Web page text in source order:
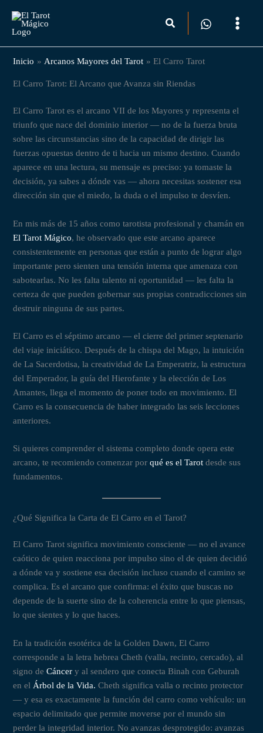
contenido
Buscar
Inicio Arcanos Mayores del Tarot El Carro Tarot
El Carro Tarot: El Arcano que Avanza sin Riendas
El Carro Tarot es el arcano VII de los Mayores y representa el
triunfo que nace del dominio interior — no de la fuerza bruta
sobre las circunstancias sino de la capacidad de dirigir las
fuerzas opuestas dentro de ti hacia un mismo destino. Cuando
aparece en una lectura, su mensaje es preciso: ya tomaste la
decisión, ya sabes a dónde vas — ahora necesitas sostener esa
dirección sin que el miedo, la duda o el impulso te desvíen.
En mis más de 15 años como tarotista profesional y chamán en
El Tarot Mágico, he observado que este arcano aparece
consistentemente en personas que están a punto de lograr algo
importante pero sienten una tensión interna que amenaza con
sabotearlas. No les falta talento ni oportunidad — les falta la
certeza de que pueden gobernar sus propias contradicciones sin
destruir ninguna de sus partes.
El Carro es el séptimo arcano — el cierre del primer septenario
del viaje iniciático. Después de la chispa del Mago, la intuición
de La Sacerdotisa, la creatividad de La Emperatriz, la estructura
del Emperador, la guía del Hierofante y la elección de Los
Amantes, llega el momento de poner todo en movimiento. El
Carro es la consecuencia de haber integrado las seis lecciones
anteriores.
Si quieres comprender el sistema completo donde opera este
arcano, te recomiendo comenzar porqué es el Tarot desde sus
fundamentos.
¿Qué Significa la Carta de El Carro en el Tarot?
El Carro Tarot significa movimiento consciente — no el avance
caótico de quien reacciona por impulso sino el de quien decidió
a dónde va y sostiene esa decisión incluso cuando el camino se
complica. Es el arcano que confirma: el éxito que buscas no
depende de la suerte sino de la coherencia entre lo que piensas,
lo que sientes y lo que haces.
En la tradición esotérica de la Golden Dawn, El Carro
corresponde a la letra hebrea Cheth (valla, recinto, cercado), al
signo deCáncery al sendero que conecta Binah con Geburah
en el Árbol de la Vida. Cheth significa valla o recinto protector
— y esa es exactamente la función del carro como vehículo: un
espacio delimitado que permite moverse por el mundo sin
perder la integridad interior. No avanzas desprotegido: avanzas